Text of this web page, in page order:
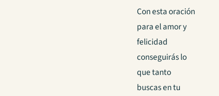
Con esta oración
para el amor y
felicidad
conseguirás lo
que tanto
buscas en tu